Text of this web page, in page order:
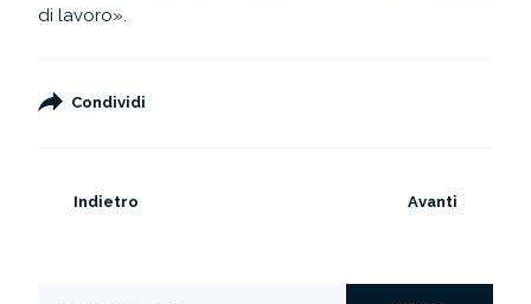
di lavoro».
Condividi
Indietro Avanti